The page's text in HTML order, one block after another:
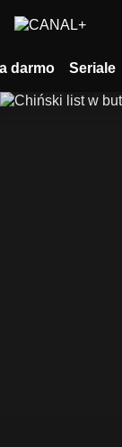
darmo Seriale